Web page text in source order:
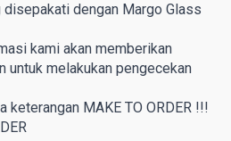
disepakati dengan Margo Glass
kami akan memberikan
untuk melakukan pengecekan
keterangan MAKE TO ORDER !!!